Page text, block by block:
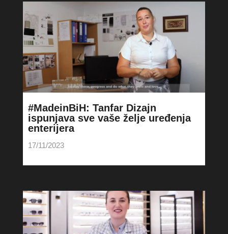
#MadeinBiH: Tanfar Dizajn
ispunjava sve vaše želje uređenja
enterijera
17/11/2023